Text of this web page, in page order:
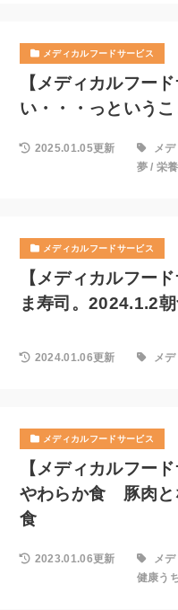
メディカルフードサービス
【メディカルフー
い・・・っという
2025.01.05更新 メ
夢/ 栄
メディカルフードサービス
【メディカルフー
ま寿司。2024.1.2
2024.01.06更新 メ
メディカルフードサービス
【メディカルフー
やわらか食 豚肉と
食
2023.01.06更新 メ
健康う